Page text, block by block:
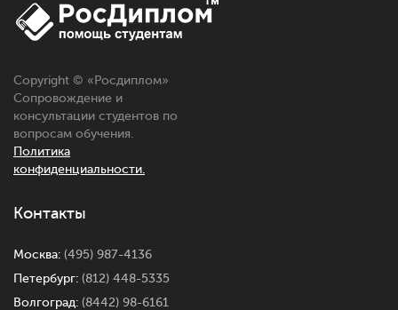
Copyright © « Росдиплом»
Сопровождение и
консультации студентов по
вопросам обучения.
Политика
конфиденциальности.
Контакты
Москва: (495) 987-4136
Петербург: (812) 448-5335
Волгоград: (8442) 98-6161